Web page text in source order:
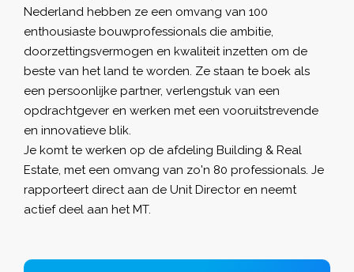
Nederland hebben ze een omvang van 100
enthousiaste bouwprofessionals die ambitie,
doorzettingsvermogen en kwaliteit inzetten om de
beste van het land te worden. Ze staan te boek als
een persoonlijke partner, verlengstuk van een
opdrachtgever en werken met een vooruitstrevende
en innovatieve blik.
Je komt te werken op de afdeling Building & Real
Estate, met een omvang van zo'n 80 professionals. Je
rapporteert direct aan de Unit Director en neemt
actief deel aan het MT.